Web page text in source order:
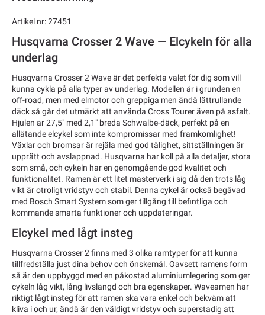
Artikel nr: 27451
Husqvarna Crosser 2 Wave — Elcykeln för alla
underlag
Husqvarna Crosser 2 Wave är det perfekta valet för dig som vill
kunna cykla på alla typer av underlag. Modellen är i grunden en
off-road, men med elmotor och greppiga men ändå lättrullande
däck så går det utmärkt att använda Cross Tourer även på asfalt.
Hjulen är 27,5" med 2,1" breda Schwalbe-däck, perfekt på en
allätande elcykel som inte kompromissar med framkomlighet!
Växlar och bromsar är rejäla med god tålighet, sittställningen är
upprätt och avslappnad. Husqvarna har koll på alla detaljer, stora
som små, och cykeln har en genomgående god kvalitet och
funktionalitet. Ramen är ett litet mästerverk i sig då den trots låg
vikt är otroligt vridstyv och stabil. Denna cykel är också begåvad
med Bosch Smart System som ger tillgång till befintliga och
kommande smarta funktioner och uppdateringar.
Elcykel med lågt insteg
Husqvarna Crosser 2 finns med 3 olika ramtyper för att kunna
tillfredställa just dina behov och önskemål. Oavsett ramens form
så är den uppbyggd med en påkostad aluminiumlegering som ger
cykeln låg vikt, lång livslängd och bra egenskaper. Waveamen har
riktigt lågt insteg för att ramen ska vara enkel och bekväm att
kliva i och ur, ändå är den väldigt vridstyv och superstadig att